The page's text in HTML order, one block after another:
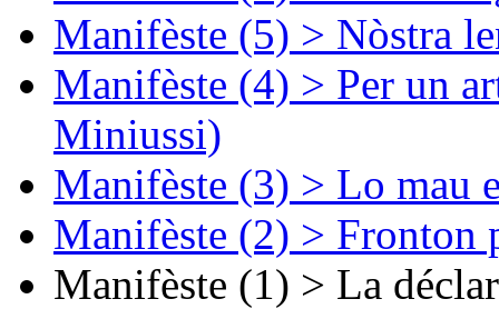
Manifèste (5) > Nòstra
Manifèste (4) > Per un
Miniussi)
Manifèste (3) > Lo mau
Manifèste (2) > Fronton
Manifèste (1) > La